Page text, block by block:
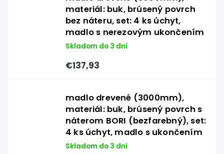
materiál: buk, brúsený povrch
bez náteru, set: 4 ks úchyt,
madlo s nerezovým ukončením
Skladom do 3 dní
€137,93
madlo drevené (3000mm),
materiál: buk, brúsený povrch s
náterom BORI (bezfarebný), set:
4 ks úchyt, madlo s ukončením
Skladom do 3 dní